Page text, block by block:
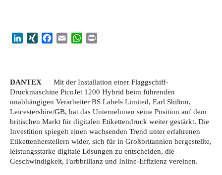
LinkedIn
XING Facebook
Email WhatsApp
DANTEX Mit der Installation einer Flaggschiff-
Druckmaschine PicoJet 1200 Hybrid beim führenden
unabhängigen Verarbeiter BS Labels Limited, Earl Shilton,
Leicestershire/GB, hat das Unternehmen seine Position auf dem
britischen Markt für digitalen Etikettendruck weiter gestärkt. Die
Investition spiegelt einen wachsenden Trend unter erfahrenen
Etikettenherstellern wider, sich für in Großbritannien hergestellte,
leistungsstarke digitale Lösungen zu entscheiden, die
Geschwindigkeit, Farbbrillanz und Inline-Effizienz vereinen.